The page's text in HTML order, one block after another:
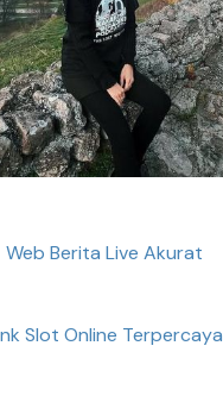
Web Berita Live Akurat
Slot Online Terpercaya